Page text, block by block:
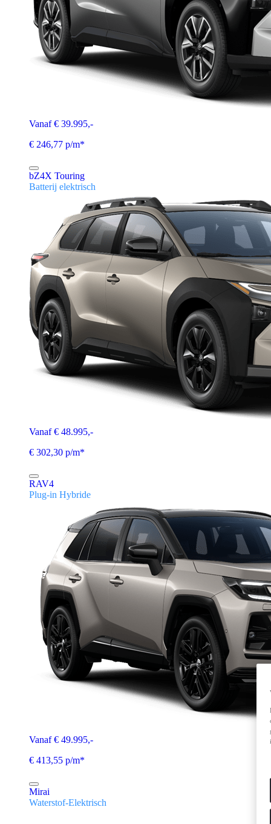
Vanaf € 39.995,-
€ 246,77 p/m*
bZ4X Touring
Batterij elektrisch
Vanaf € 48.995,-
€ 302,30 p/m*
RAV4
Plug-in Hybride
Vanaf € 49.995,-
€ 413,55 p/m*
Mirai
Waterstof-Elektrisch